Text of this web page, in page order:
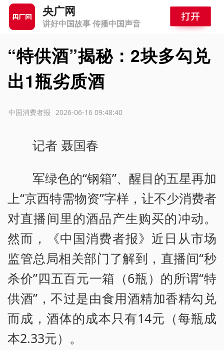
央广网
讲好中国故事 传播中国声音
“特供酒”揭秘：2块多勾兑
出1瓶劣质酒
2026-06-16 09:48:40
中国消费者报
记者 聂国春
军绿色的“钢箱”、醒目的五星再加
上“京西特需物资”字样，让不少消费者
对直播间里的酒品产生购买的冲动。
然而，《中国消费者报》近日从市场
监管总局相关部门了解到，直播间“秒
杀价”四五百元一箱（6瓶）的所谓“特
供酒”，不过是由食用酒精加香精勾兑
而成，酒体的成本只有14元（每瓶成
本2.33元）。